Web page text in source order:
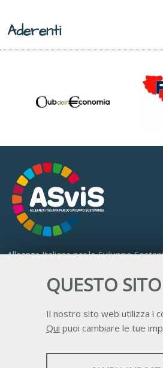
QUESTO
Il nostro sito web utilizza i
Qui puoi cambiare le tue
STATISTICHE
Aderenti
Alleanza Italiana per lo Sviluppo
C.F. 97893090585 P.IVA 14610671001